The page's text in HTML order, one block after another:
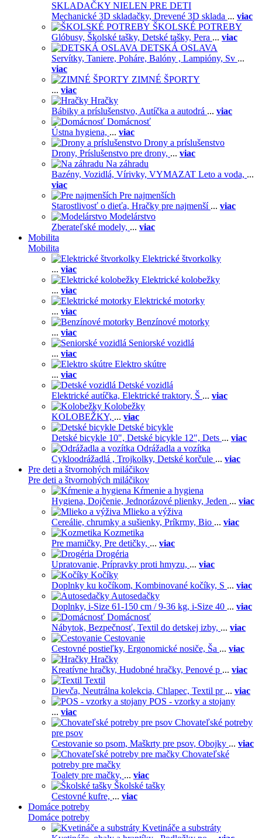
SKLADAČKY NIELEN PRE DETI
Mechanické 3D skladačky, Drevené 3D sklada ... viac
ŠKOLSKÉ POTREBY
Glóbusy, Školské tašky, Detské tašky, Pera ... viac
DETSKÁ OSLAVA
Servítky, Taniere, Poháre, Balóny , Lampióny, Sv ...
viac
ZIMNÉ ŠPORTY
... viac
Hračky
Bábiky a príslušenstvo, Autíčka a autodrá ... viac
Domácnosť
Ústna hygiena, ... viac
Drony a príslušenstvo
Drony, Príslušenstvo pre drony, ... viac
Na záhradu
Bazény, Vozidlá, Vírivky, VYMAZAT Leto a voda, ...
viac
Pre najmenších
Starostlivosť o dieťa, Hračky pre najmenší ... viac
Modelárstvo
Zberateľské modely, ... viac
Mobilita
Mobilita
Elektrické štvorkolky
... viac
Elektrické kolobežky
... viac
Elektrické motorky
... viac
Benzínové motorky
... viac
Seniorské vozidlá
... viac
Elektro skútre
... viac
Detské vozidlá
Elektrické autíčka, Elektrické traktory, Š ... viac
Kolobežky
KOLOBEŽKY, ... viac
Detské bicykle
Detské bicykle 10", Detské bicykle 12", Dets ... viac
Odrážadla a vozítka
Cykloodrážadlá , Trojkolky, Detské korčule ... viac
Pre deti a štvornohých miláčikov
Pre deti a štvornohých miláčikov
Kŕmenie a hygiena
Hygiena, Dojčenie, Jednorázové plienky, Jeden ... viac
Mlieko a výživa
Cereálie, chrumky a sušienky, Príkrmy, Bio ... viac
Kozmetika
Pre mamičky, Pre detičky, ... viac
Drogéria
Upratovanie, Prípravky proti hmyzu, ... viac
Kočíky
Doplnky ku kočíkom, Kombinované kočíky, S ... viac
Autosedačky
Doplnky, i-Size 61-150 cm / 9-36 kg, i-Size 40 ... viac
Domácnosť
Nábytok, Bezpečnosť, Textil do detskej izby, ... viac
Cestovanie
Cestovné postieľky, Ergonomické nosiče, Ša ... viac
Hračky
Kreatívne hračky, Hudobné hračky, Penové p ... viac
Textil
Dievča, Neutrálna kolekcia, Chlapec, Textil pr ... viac
POS - vzorky a stojany
... viac
Chovateľské potreby
pre psov
Cestovanie so psom, Maškrty pre psov, Obojky ... viac
Chovateľské
potreby pre mačky
Toalety pre mačky, ... viac
Školské tašky
Cestovné kufre, ... viac
Domáce potreby
Domáce potreby
Kvetináče a substráty